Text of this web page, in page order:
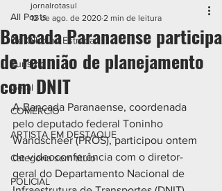
All Posts
De Olho na Estrada
Turismo
Geral
COMÉRCIO
ARTISTA EM DESTAQUE
Categoria sem título
POLICIAL
Bancada Paranaense participa
de reunião de planejamento
com DNIT
jornalrotasul
12 de ago. de 2020 2 min de leitura
A Bancada Paranaense, coordenada
pelo deputado federal Toninho
Wandscheer (PROS), participou ontem
de videoconferência com o diretor-
geral do Departamento Nacional de